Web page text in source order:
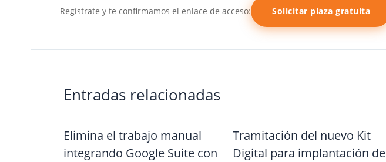
Regístrate y te confirmamos el enlace de acceso: Solicitar plaza gratuita
Entradas relacionadas
Elimina el trabajo manual
integrando Google Suite con
Tramitación del nuevo Kit
Digital para implantación de